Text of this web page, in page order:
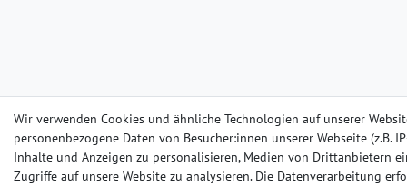
Wir verwenden Cookies und ähnliche Technologien auf unserer
personenbezogene Daten von Besucher:innen unserer Webseite (z.B.
Inhalte und Anzeigen zu personalisieren, Medien von Drittanbietern
Zugriffe auf unsere Website zu analysieren. Die Datenverarbeitung